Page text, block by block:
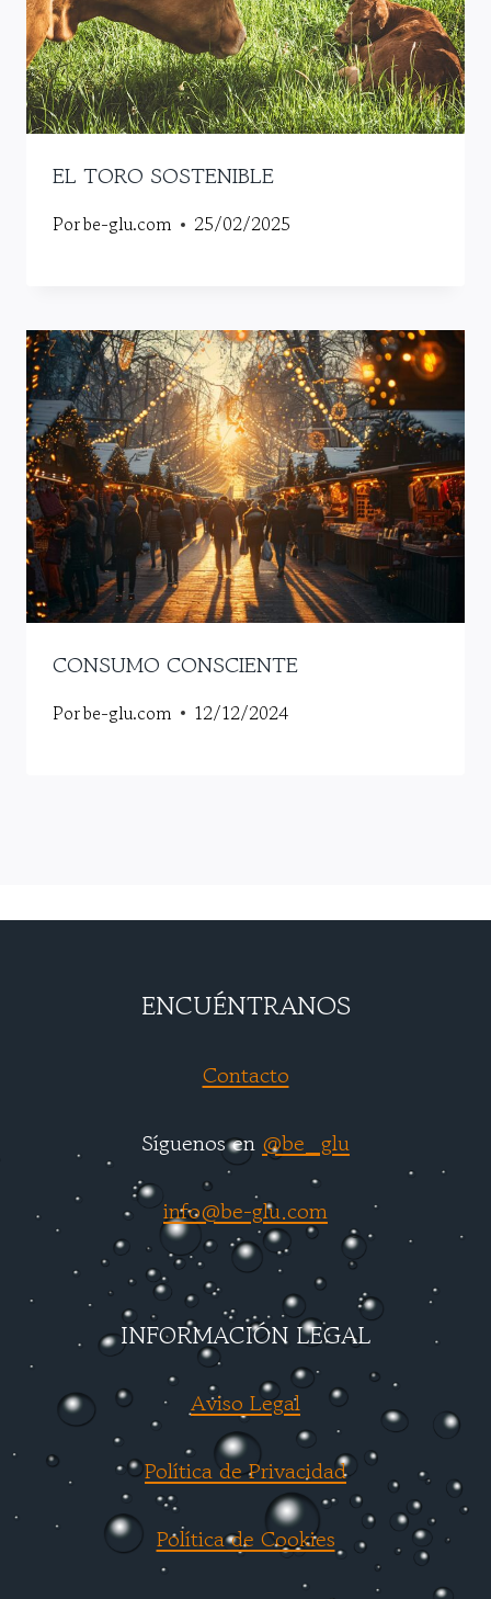
EL TORO SOSTENIBLE
Porbe-glu.com 25/02/2025
CONSUMO CONSCIENTE
Porbe-glu.com 12/12/2024
ENCUÉNTRANOS
Contacto
Síguenos en @be_glu
info@be-glu.com
INFORMACIÓN LEGAL
Aviso Legal
Política de Privacidad
Política de Cookies